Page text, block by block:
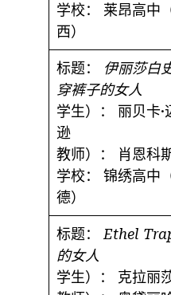
学校：
莱昂高中
西）
标题：
伊丽莎白
穿裤子的女人
学生）：
丽贝卡·
逊
教师）：
肖恩科
学校：
锦绣高中
德）
标题：
Ethel
的女人
学生）：
克拉丽